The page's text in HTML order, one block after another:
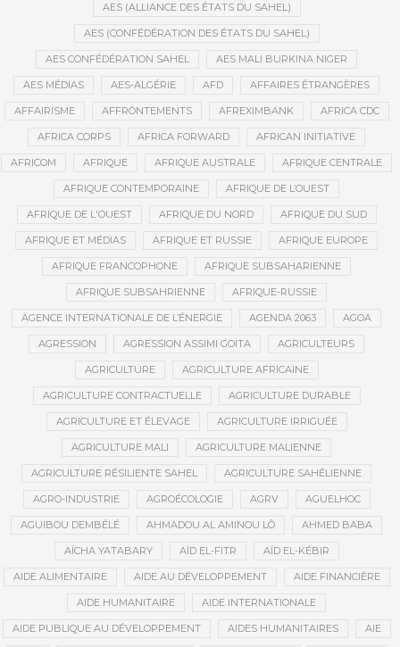
AES (ALLIANCE DES ÉTATS DU SAHEL)
AES (CONFÉDÉRATION DES ÉTATS DU SAHEL)
AES CONFÉDÉRATION SAHEL AES MALI BURKINA NIGER
AES MÉDIAS AES-ALGÉRIE AFD AFFAIRES ÉTRANGÈRES
AFFAIRISME AFFRONTEMENTS AFREXIMBANK AFRICA CDC
AFRICA CORPS AFRICA FORWARD AFRICAN INITIATIVE
AFRICOM AFRIQUE AFRIQUE AUSTRALE AFRIQUE CENTRALE
AFRIQUE CONTEMPORAINE AFRIQUE DE L’OUEST
AFRIQUE DE L'OUEST AFRIQUE DU NORD AFRIQUE DU SUD
AFRIQUE ET MÉDIAS AFRIQUE ET RUSSIE AFRIQUE EUROPE
AFRIQUE FRANCOPHONE AFRIQUE SUBSAHARIENNE
AFRIQUE SUBSAHRIENNE AFRIQUE-RUSSIE
AGENCE INTERNATIONALE DE L’ÉNERGIE AGENDA 2063 AGOA
AGRESSION AGRESSION ASSIMI GOITA AGRICULTEURS
AGRICULTURE AGRICULTURE AFRICAINE
AGRICULTURE CONTRACTUELLE AGRICULTURE DURABLE
AGRICULTURE ET ÉLEVAGE AGRICULTURE IRRIGUÉE
AGRICULTURE MALI AGRICULTURE MALIENNE
AGRICULTURE RÉSILIENTE SAHEL AGRICULTURE SAHÉLIENNE
AGRO-INDUSTRIE AGROÉCOLOGIE AGRV AGUELHOC
AGUIBOU DEMBÉLÉ AHMADOU AL AMINOU LÔ AHMED BABA
AÏCHA YATABARY AÏD EL-FITR AÏD EL-KÉBIR
AIDE ALIMENTAIRE AIDE AU DÉVELOPPEMENT AIDE FINANCIÈRE
AIDE HUMANITAIRE AIDE INTERNATIONALE
AIDE PUBLIQUE AU DÉVELOPPEMENT AIDES HUMANITAIRES AIE